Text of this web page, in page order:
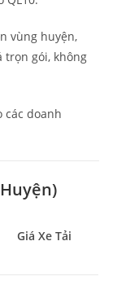
vùng huyện,
trọn gói, không
các doanh
Giá Xe Tải